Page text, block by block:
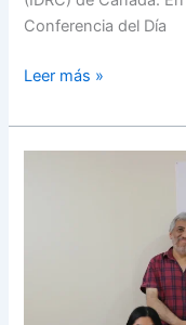
Conferencia del Día
Leer más »